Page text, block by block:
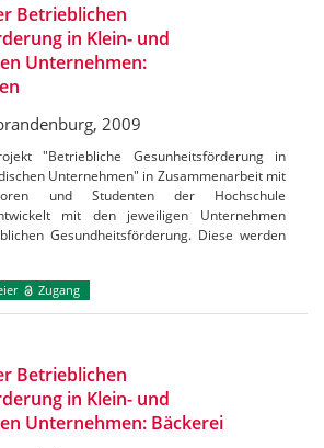
Betrieblichen
in Klein- und
Unternehmen:
2009
"Betriebliche Gesunheitsförderung in
Unternehmen" in Zusammenarbeit mit
und Studenten der Hochschule
mit den jeweiligen Unternehmen
Gesundheitsförderung. Diese werden
Zugang
Betrieblichen
in Klein- und
Unternehmen: Bäckerei